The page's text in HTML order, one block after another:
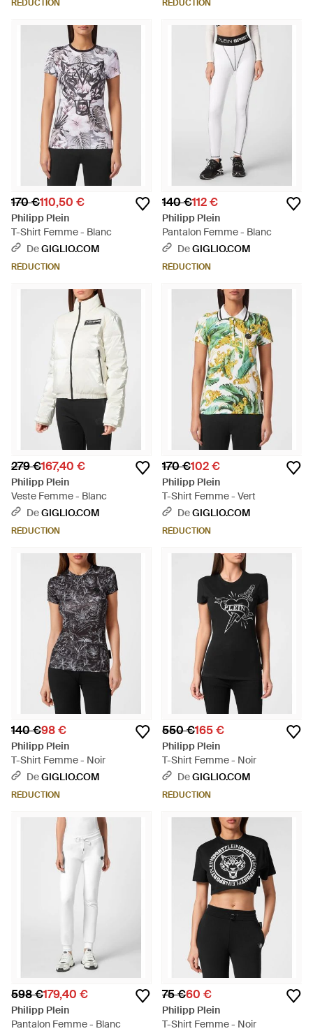
RÉDUCTION RÉDUCTION
170 €110,50 €
Philipp Plein
T-Shirt Femme - Blanc
DeGIGLIO.COM
RÉDUCTION
140 €112 €
Philipp Plein
Pantalon Femme - Blanc
DeGIGLIO.COM
RÉDUCTION
279 €167,40 €
Philipp Plein
Veste Femme - Blanc
DeGIGLIO.COM
RÉDUCTION
170 €102 €
Philipp Plein
T-Shirt Femme - Vert
DeGIGLIO.COM
RÉDUCTION
140 €98 €
Philipp Plein
T-Shirt Femme - Noir
DeGIGLIO.COM
RÉDUCTION
550 €165 €
Philipp Plein
T-Shirt Femme - Noir
DeGIGLIO.COM
RÉDUCTION
598 €179,40 €
Philipp Plein
Pantalon Femme - Blanc
75 €60 €
Philipp Plein
T-Shirt Femme - Noir